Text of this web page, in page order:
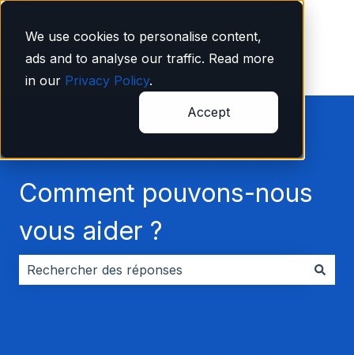
We use cookies to personalise content,
ads and to analyse our traffic. Read more
in our Privacy Policy.
Accept
Comment pouvons-nous
vous aider ?